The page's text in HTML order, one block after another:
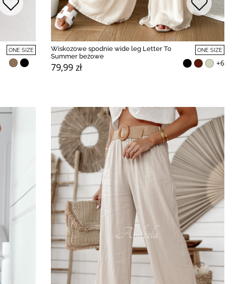
ONE SIZE
Wiskozowe spodnie wide leg Letter To
Summer beżowe
79,99 zł
ONE SIZE
+6